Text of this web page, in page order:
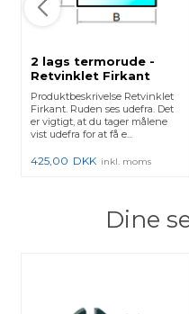
2 lags termorude -
Retvinklet Firkant
Produktbeskrivelse Retvinklet
Firkant. Ruden ses udefra. Det
er vigtigt, at du tager målene
vist udefra for at få e...
425,00 DKK inkl. moms
Dine